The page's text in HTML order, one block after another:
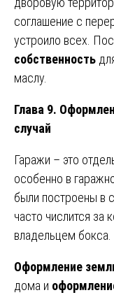
соглашение с
устроило всех.
собственность
маслу.
Глава 9.
случай
Гаражи – это
особенно в
были построены в
часто числится за
владельцем бокса.
Оформление
дома и